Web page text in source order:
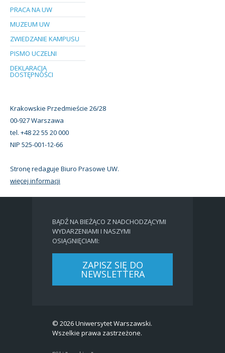
PRACA NA UW
MUZEUM UW
ZWIEDZANIE KAMPUSU
PISMO UCZELNI
DEKLARACJA
DOSTĘPNOŚCI
Krakowskie Przedmieście 26/28
00-927 Warszawa
tel. +48 22 55 20 000
NIP 525-001-12-66
Stronę redaguje Biuro Prasowe UW.
więcej informacji
BĄDŹ NA BIEŻĄCO Z NADCHODZĄCYMI
WYDARZENIAMI I NASZYMI
OSIĄGNIĘCIAMI:
ZAPISZ SIĘ DO
NEWSLETTERA
© 2026 Uniwersytet Warszawski.
Wszelkie prawa zastrzeżone.